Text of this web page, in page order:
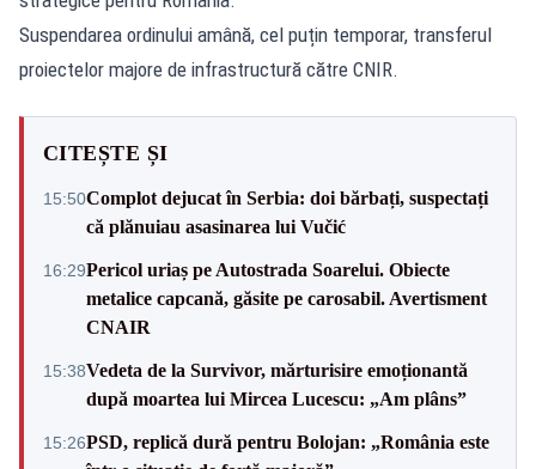
Suspendarea ordinului amână, cel puțin temporar, transferul
proiectelor majore de infrastructură către CNIR.
CITEȘTE ȘI
15:50Complot dejucat în Serbia: doi bărbați, suspectați
că plănuiau asasinarea lui Vučić
16:29Pericol uriaș pe Autostrada Soarelui. Obiecte
metalice capcană, găsite pe carosabil. Avertisment
CNAIR
15:38Vedeta de la Survivor, mărturisire emoționantă
după moartea lui Mircea Lucescu: „Am plâns”
15:26PSD, replică dură pentru Bolojan: „România este